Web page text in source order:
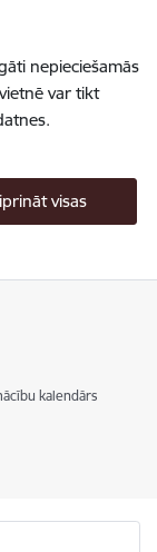
nepieciešamās
var tikt
visas
kalendārs